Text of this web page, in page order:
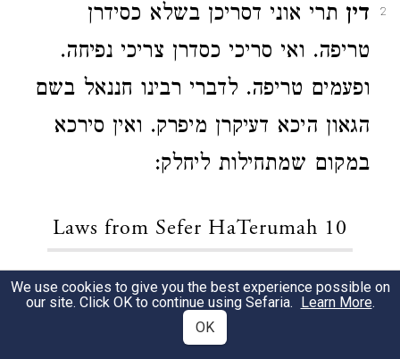
2 דין תרי אוני דסריכן בשלא כסידרן
טריפה. ואי סריכי כסדרן צריכי נפיחה.
ופעמים טריפה. לדברי רבינו חננאל בשם
הגאון היכא דעיקרן מיפרק. ואין סירכא
במקום שמתחילות ליחלק:
Laws from Sefer HaTerumah 10
1 דיןאונא באומא דסריכי יחד טריפה:
We use cookies to give you the best experience possible on
our site. Click OK to continue using Sefaria. Learn More.
OK